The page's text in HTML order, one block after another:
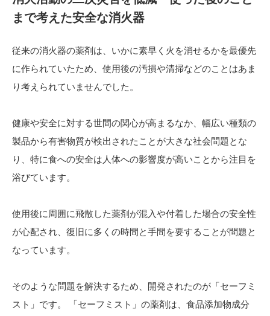
まで考えた安全な消火器
従来の消火器の薬剤は、いかに素早く火を消せるかを最優先
に作られていたため、使用後の汚損や清掃などのことはあま
り考えられていませんでした。
健康や安全に対する世間の関心が高まるなか、幅広い種類の
製品から有害物質が検出されたことが大きな社会問題とな
り、特に食への安全は人体への影響度が高いことから注目を
浴びています。
使用後に周囲に飛散した薬剤が混入や付着した場合の安全性
が心配され、復旧に多くの時間と手間を要することが問題と
なっています。
そのような問題を解決するため、開発されたのが「セーフミ
スト」です。 「セーフミスト」の薬剤は、食品添加物成分